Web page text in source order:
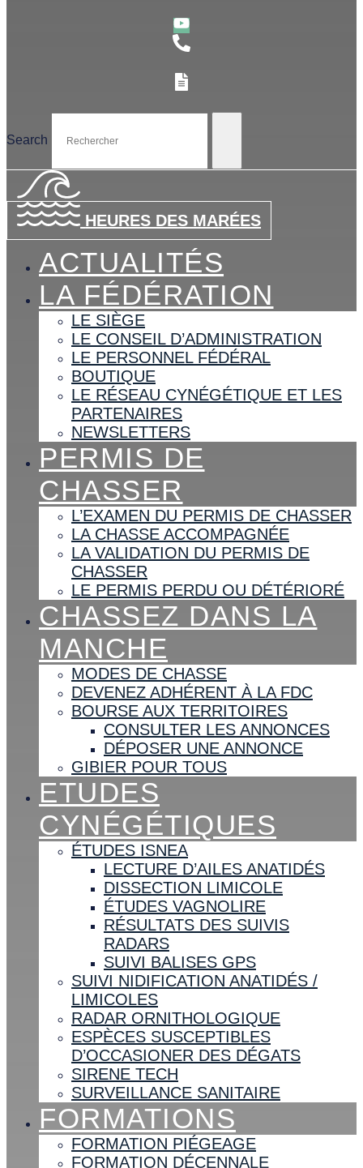
Search
HEURES DES MARÉES
ACTUALITÉS
LA FÉDÉRATION
LE SIÈGE
LE CONSEIL D’ADMINISTRATION
LE PERSONNEL FÉDÉRAL
BOUTIQUE
LE RÉSEAU CYNÉGÉTIQUE ET LES
PARTENAIRES
NEWSLETTERS
PERMIS DE
CHASSER
L’EXAMEN DU PERMIS DE CHASSER
LA CHASSE ACCOMPAGNÉE
LA VALIDATION DU PERMIS DE
CHASSER
LE PERMIS PERDU OU DÉTÉRIORÉ
CHASSEZ DANS LA
MANCHE
MODES DE CHASSE
DEVENEZ ADHÉRENT À LA FDC
BOURSE AUX TERRITOIRES
CONSULTER LES ANNONCES
DÉPOSER UNE ANNONCE
GIBIER POUR TOUS
ETUDES
CYNÉGÉTIQUES
ÉTUDES ISNEA
LECTURE D’AILES ANATIDÉS
DISSECTION LIMICOLE
ÉTUDES VAGNOLIRE
RÉSULTATS DES SUIVIS
RADARS
SUIVI BALISES GPS
SUIVI NIDIFICATION ANATIDÉS /
LIMICOLES
RADAR ORNITHOLOGIQUE
ESPÈCES SUSCEPTIBLES
D’OCCASIONER DES DÉGATS
SIRENE TECH
SURVEILLANCE SANITAIRE
FORMATIONS
FORMATION PIÉGEAGE
FORMATION DÉCENNALE